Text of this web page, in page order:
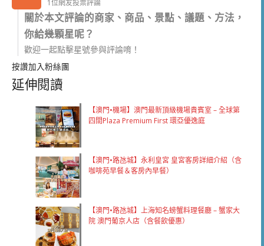
1位網友投票評論
關於本文評論的商家、商品、景點、議題、方法，
你給幾顆星呢？
歡迎一起點擊星號參與評論唷！
按讚加入粉絲團
延伸閱讀
【澳門•機場】澳門最新頂級機場貴賓室 – 全球第
四間Plaza Premium First 環亞優逸庭
【澳門•路氹城】永利皇宮 皇宮客房詳細介紹（含
咖啡苑早餐＆客房內早餐）
【澳門•路氹城】上海知名螃蟹料理餐廳 – 蟹家大
院 澳門葡京人店（含餐飲優惠）